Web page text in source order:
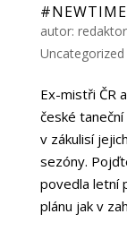
autor: redaktor
Uncategorized
Ex-mistři ČR
české
v zákulisí
sezóny.
povedla letní
plánu jak v